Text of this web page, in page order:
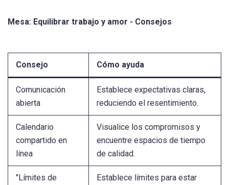
Mesa: Equilibrar trabajo y amor - Consejos
Consejo Cómo ayuda
Comunicación
abierta
Establece expectativas claras,
reduciendo el resentimiento.
Calendario
compartido en
línea
Visualice los compromisos y
encuentre espacios de tiempo
de calidad.
"Límites de
Establece límites para estar